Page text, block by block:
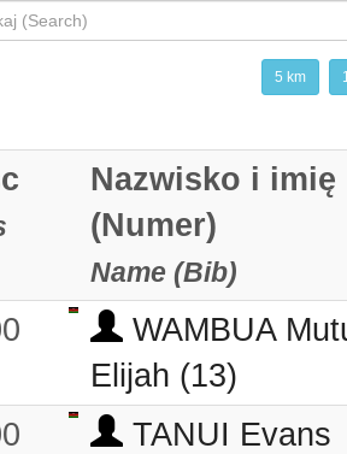
5 km
Nazwisko i imię
(Numer)
Name (Bib)
WAMBUA
Elijah (13)
TANUI Evans